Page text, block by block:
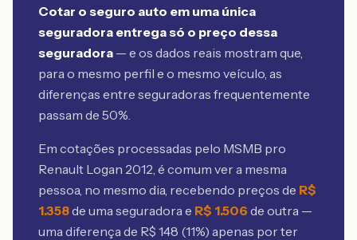
Cotar o seguro auto em uma única
seguradora entrega só o preço dessa
seguradora — e os dados reais mostram que,
para o mesmo perfil e o mesmo veículo, as
diferenças entre seguradoras frequentemente
passam de 50%.
Em cotações processadas pelo MSMB pro
Renault Logan 2012, é comum ver a mesma
pessoa, no mesmo dia, recebendo preços de R$
1.358de uma seguradora e R$ 1.506 de outra —
uma diferença de R$ 148 (11%) apenas por ter